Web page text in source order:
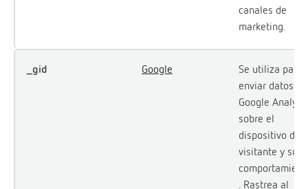
canales de
marketing.
_gid Google
Se utiliza para
enviar datos a
Google
sobre el
dispositivo del
visitante y su
. Rastrea al